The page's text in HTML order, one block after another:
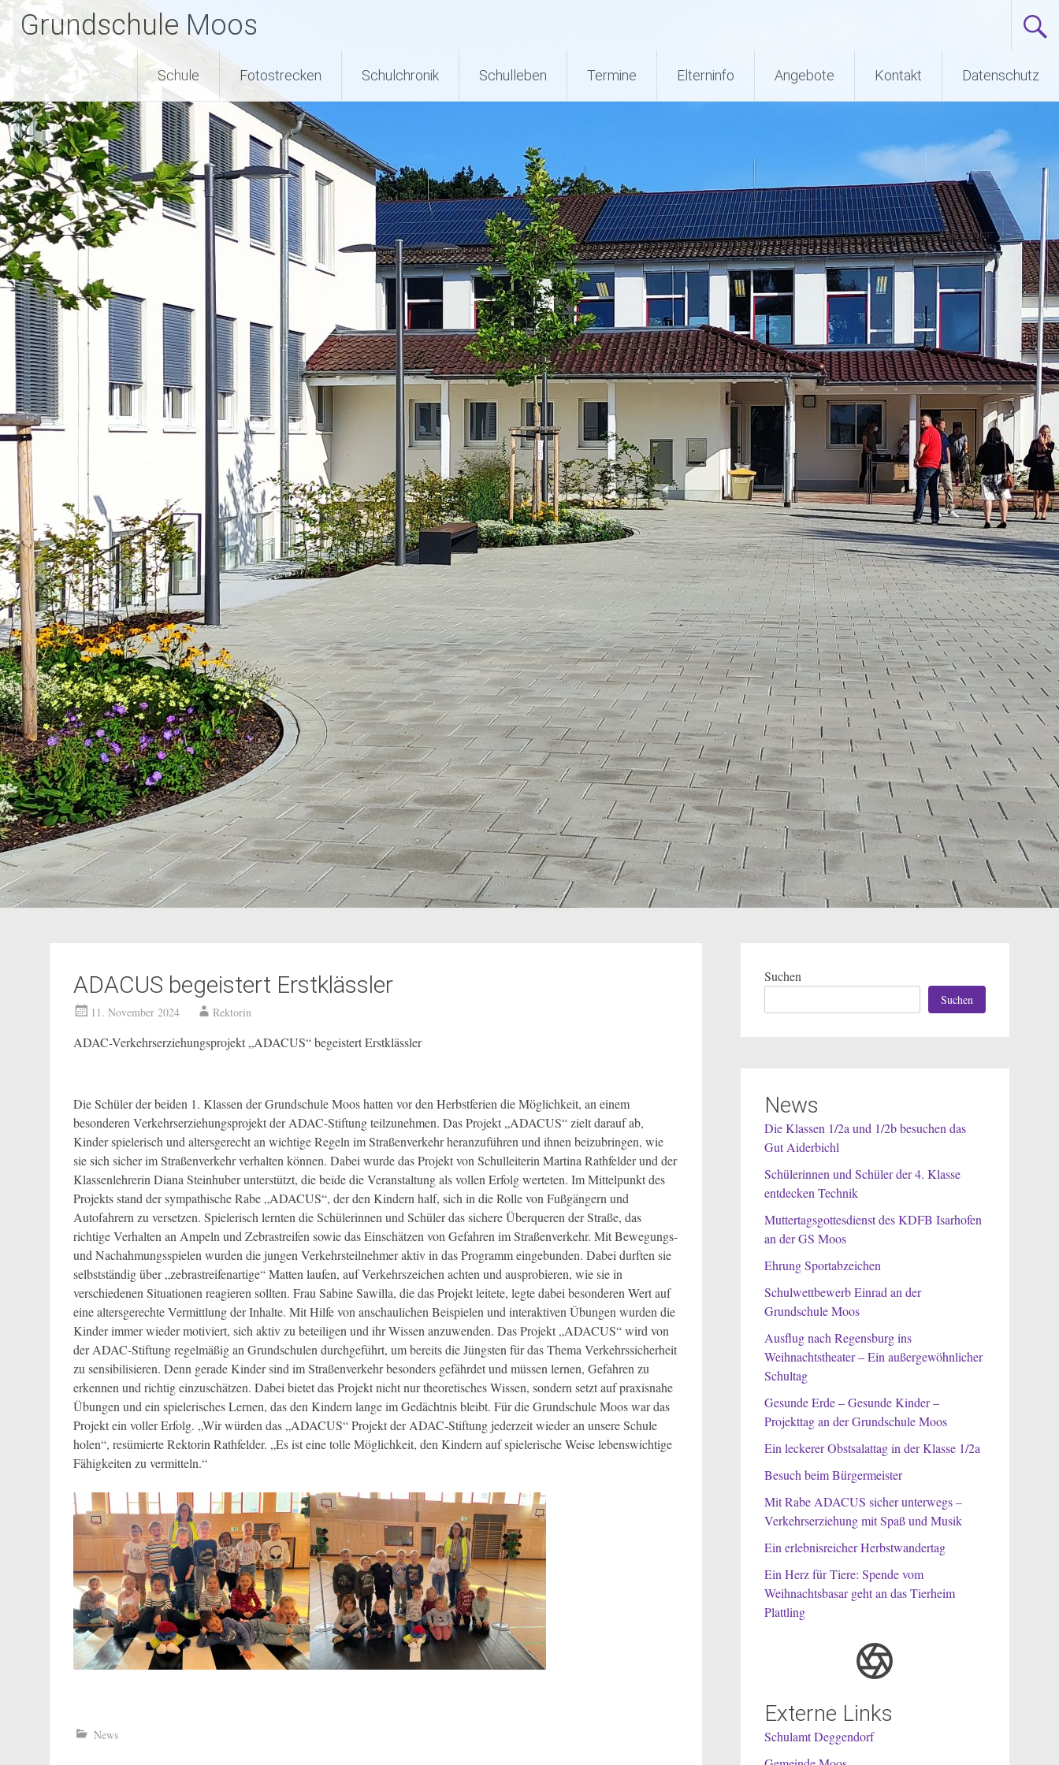
Zum
Inhalt
springen
Grundschule Moos
Schule Fotostrecken Schulchronik Schulleben Termine Elterninfo Angebote Kontakt Datenschutz
ADACUS begeistert Erstklässler
11. November 2024 Rektorin
ADAC-Verkehrserziehungsprojekt „ADACUS“ begeistert Erstklässler
Die Schüler der beiden 1. Klassen der Grundschule Moos hatten vor den Herbstferien die Möglichkeit, an einem
besonderen Verkehrserziehungsprojekt der ADAC-Stiftung teilzunehmen. Das Projekt „ADACUS“ zielt darauf ab,
Kinder spielerisch und altersgerecht an wichtige Regeln im Straßenverkehr heranzuführen und ihnen beizubringen, wie
sie sich sicher im Straßenverkehr verhalten können. Dabei wurde das Projekt von Schulleiterin Martina Rathfelder und der
Klassenlehrerin Diana Steinhuber unterstützt, die beide die Veranstaltung als vollen Erfolg werteten. Im Mittelpunkt des
Projekts stand der sympathische Rabe „ADACUS“, der den Kindern half, sich in die Rolle von Fußgängern und
Autofahrern zu versetzen. Spielerisch lernten die Schülerinnen und Schüler das sichere Überqueren der Straße, das
richtige Verhalten an Ampeln und Zebrastreifen sowie das Einschätzen von Gefahren im Straßenverkehr. Mit Bewegungs-
und Nachahmungsspielen wurden die jungen Verkehrsteilnehmer aktiv in das Programm eingebunden. Dabei durften sie
selbstständig über „zebrastreifenartige“ Matten laufen, auf Verkehrszeichen achten und ausprobieren, wie sie in
verschiedenen Situationen reagieren sollten. Frau Sabine Sawilla, die das Projekt leitete, legte dabei besonderen Wert auf
eine altersgerechte Vermittlung der Inhalte. Mit Hilfe von anschaulichen Beispielen und interaktiven Übungen wurden die
Kinder immer wieder motiviert, sich aktiv zu beteiligen und ihr Wissen anzuwenden. Das Projekt „ADACUS“ wird von
der ADAC-Stiftung regelmäßig an Grundschulen durchgeführt, um bereits die Jüngsten für das Thema Verkehrssicherheit
zu sensibilisieren. Denn gerade Kinder sind im Straßenverkehr besonders gefährdet und müssen lernen, Gefahren zu
erkennen und richtig einzuschätzen. Dabei bietet das Projekt nicht nur theoretisches Wissen, sondern setzt auf praxisnahe
Übungen und ein spielerisches Lernen, das den Kindern lange im Gedächtnis bleibt. Für die Grundschule Moos war das
Projekt ein voller Erfolg. „Wir würden das „ADACUS“ Projekt der ADAC-Stiftung jederzeit wieder an unsere Schule
holen“, resümierte Rektorin Rathfelder. „Es ist eine tolle Möglichkeit, den Kindern auf spielerische Weise lebenswichtige
Fähigkeiten zu vermitteln.“
News
Suchen
Suchen
News
Die Klassen 1/2a und 1/2b besuchen das
Gut Aiderbichl
Schülerinnen und Schüler der 4. Klasse
entdecken Technik
Muttertagsgottesdienst des KDFB Isarhofen
an der GS Moos
Ehrung Sportabzeichen
Schulwettbewerb Einrad an der
Grundschule Moos
Ausflug nach Regensburg ins
Weihnachtstheater – Ein außergewöhnlicher
Schultag
Gesunde Erde – Gesunde Kinder –
Projekttag an der Grundschule Moos
Ein leckerer Obstsalattag in der Klasse 1/2a
Besuch beim Bürgermeister
Mit Rabe ADACUS sicher unterwegs –
Verkehrserziehung mit Spaß und Musik
Ein erlebnisreicher Herbstwandertag
Ein Herz für Tiere: Spende vom
Weihnachtsbasar geht an das Tierheim
Plattling
Externe Links
Schulamt Deggendorf